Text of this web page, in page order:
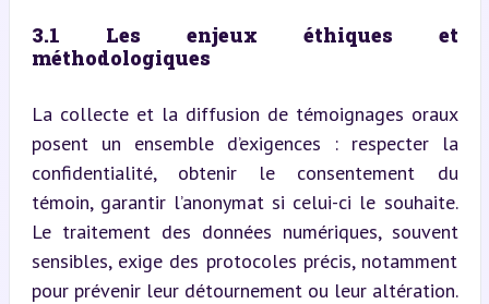
3.1 Les enjeux éthiques et
méthodologiques
La collecte et la diffusion de témoignages oraux
posent un ensemble d’exigences : respecter la
confidentialité, obtenir le consentement du
témoin, garantir l’anonymat si celui-ci le souhaite.
Le traitement des données numériques, souvent
sensibles, exige des protocoles précis, notamment
pour prévenir leur détournement ou leur altération.